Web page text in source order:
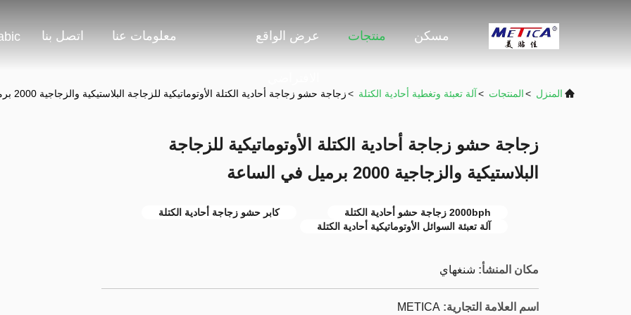
مسكن منتجات عرض الواقع معلومات عنا اتصل بنا
المنزل >المنتجات >آلة تعبئة وتغطية أحادية الكتلة >زجاجة حشو زجاجة أحادية الكتلة الأوتوماتيكية للزجاجة البلاستيكية والزجاجية 2000 برميل في الساعة
زجاجة حشو زجاجة أحادية الكتلة الأوتوماتيكية للزجاجة
البلاستيكية والزجاجية 2000 برميل في الساعة
2000bph زجاجة حشو أحادية الكتلة
كابر حشو زجاجة أحادية الكتلة
آلة تعبئة السوائل الأوتوماتيكية أحادية الكتلة
مكان المنشأ: شنغهاي
اسم العلامة التجارية: METICA